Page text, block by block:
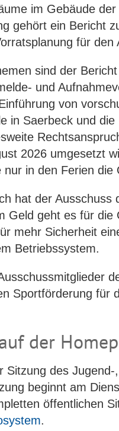
im Gebäude
gehört ein Bericht
für
sind der
und
von
in Saerbeck und
2026 umgesetzt
in den Ferien die
hat der
Geld geht es für
mehr Sicherheit
Betriebssystem.
Sportförderung für
der
Sitzung des
beginnt am
öffentlichen
.